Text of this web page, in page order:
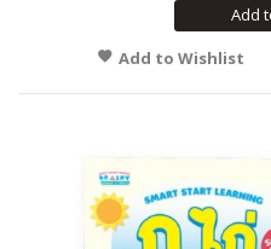
Add
Add to Wishlist